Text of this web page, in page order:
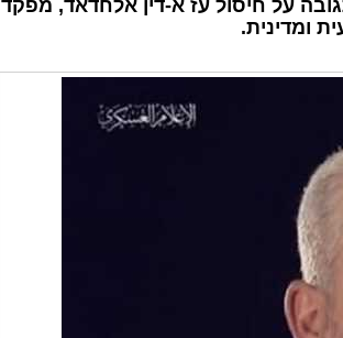
על חיסול עז א-דין אלחדאד, מפקד
ומדינית.